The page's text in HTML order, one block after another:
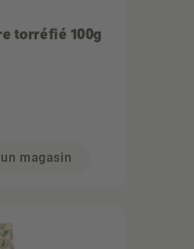
torréfié 100g
magasin